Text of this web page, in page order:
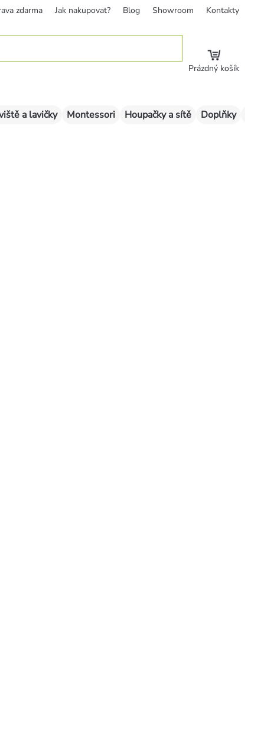
zdarma Jak nakupovat? Blog Showroom Kontakty
Prázdný košík
a lavičky Montessori Houpačky a sítě Doplňky